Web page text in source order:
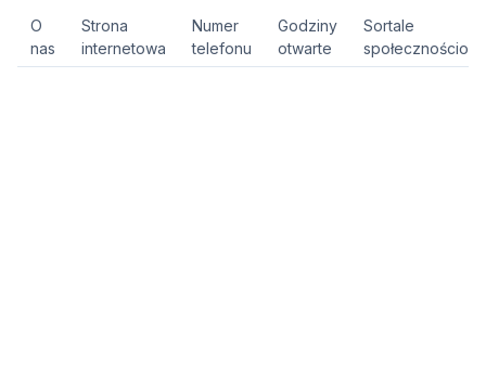
O
nas
Strona
internetowa
Numer
telefonu
Godziny
otwarte
Sortale